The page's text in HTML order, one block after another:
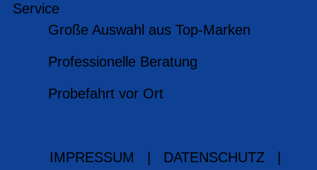
Service
Große Auswahl aus Top-Marken
Professionelle Beratung
Probefahrt vor Ort
IMPRESSUM DATENSCHUTZ